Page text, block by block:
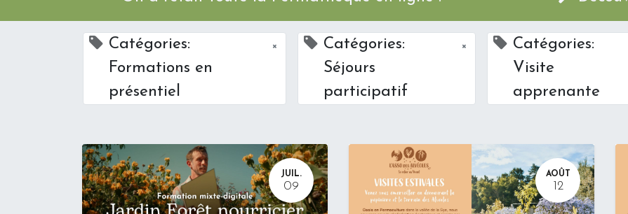
Catégories:
Formations en
présentiel
×
Catégories:
Séjours
participatif
×
Catégories:
Visite
apprenante
JUIL.
09
AOÛT
12